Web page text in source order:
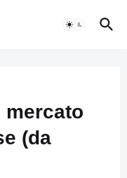
mercato
(da